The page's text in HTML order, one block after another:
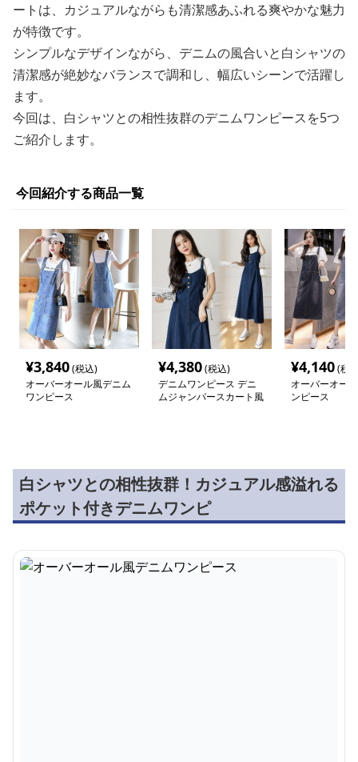
ートは、カジュアルながらも清潔感あふれる爽やかな魅力
が特徴です。
シンプルなデザインながら、デニムの風合いと白シャツの
清潔感が絶妙なバランスで調和し、幅広いシーンで活躍し
ます。
今回は、白シャツとの相性抜群のデニムワンピースを5つ
ご紹介します。
今回紹介する商品一覧
¥3,840(税込)
オーバーオール風デニム
ワンピース
¥4,380(税込)
デニムワンピース デニ
ムジャンパースカート風
¥4,140(税
オーバーオー
ンピース
白シャツとの相性抜群！カジュアル感溢れる
ポケット付きデニムワンピ